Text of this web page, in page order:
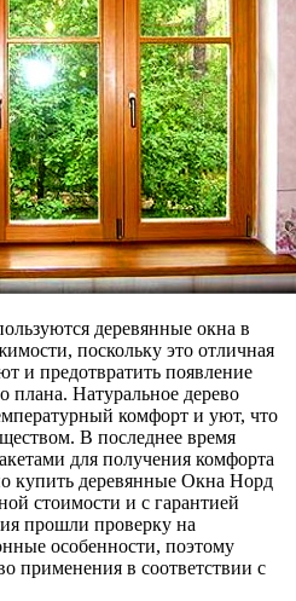
деревянные окна в
поскольку это отличная
и предотвратить появление
плана. Натуральное дерево
комфорт и уют, что
В последнее время
для получения комфорта
купить деревянные Окна Норд
стоимости и с гарантией
прошли проверку на
особенности, поэтому
применения в соответствии с